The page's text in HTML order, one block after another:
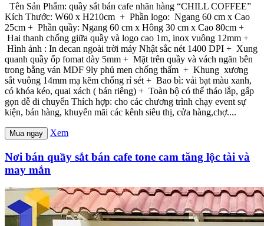
Tên Sản Phẩm: quầy sắt bán cafe nhãn hàng “CHILL COFFEE”
Kích Thước: W60 x H210cm + Phần logo: Ngang 60 cm x Cao
25cm + Phần quầy: Ngang 60 cm x Hông 30 cm x Cao 80cm +
Hai thanh chống giữa quầy và logo cao 1m, inox vuông 12mm +
Hình ảnh : In decan ngoài trời máy Nhật sắc nét 1400 DPI + Xung
quanh quầy ốp fomat dày 5mm + Mặt trên quầy và vách ngăn bên
trong bằng ván MDF 9ly phủ men chống thấm + Khung xương
sắt vuông 14mm mạ kẽm chống rỉ sét + Bao bì: vải bạt màu xanh,
có khóa kéo, quai xách ( bán riêng) + Toàn bộ có thể tháo lắp, gấp
gọn dễ di chuyển Thích hợp: cho các chương trình chạy event sự
kiện, bán hàng, khuyến mãi các kênh siêu thị, cửa hàng,chợ....
Mua ngay Xem
Nơi bán quầy sắt bán cafe tone cam tăng lộc tài và
may mắn